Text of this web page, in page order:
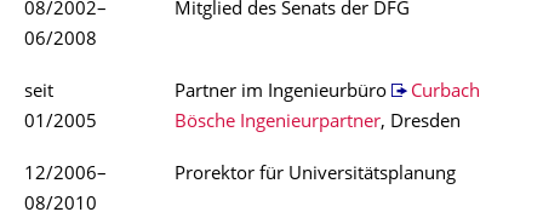
08/2002–
06/2008
Mitglied des Senats der DFG
seit
01/2005
Partner im Ingenieurbüro
Curbach
Bösche Ingenieurpartner, Dresden
12/2006–
08/2010
Prorektor für Universitätsplanung